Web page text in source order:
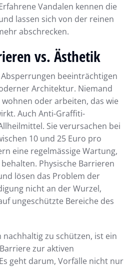
Vandalen kennen die
lassen sich von der reinen
abschrecken.
vs. Ästhetik
beeinträchtigen
Architektur. Niemand
oder arbeiten, das wie
Auch Anti-Graffiti-
Sie verursachen bei
10 und 25 Euro pro
eine regelmässige Wartung,
Physische Barrieren
lösen das Problem der
nicht an der Wurzel,
ungeschützte Bereiche des
zu schützen, ist ein
zur aktiven
geht darum, Vorfälle nicht nur